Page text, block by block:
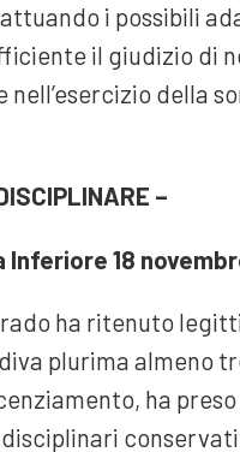
i possibili
il giudizio di
della
–
18
ha ritenuto
plurima almeno
ha